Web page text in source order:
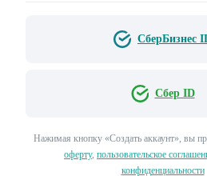
СберБизнес
Сбер ID
Нажимая кнопку «Создать аккаунт», вы
оферту, пользовательское
конфиденциальности